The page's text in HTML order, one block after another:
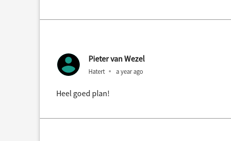
Pieter van Wezel
Hatert a year ago
Heel goed plan!